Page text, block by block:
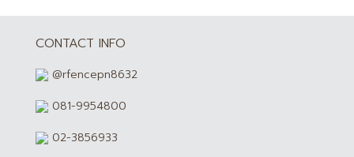
CONTACT INFO
@rfencepn8632
081-9954800
02-3856933